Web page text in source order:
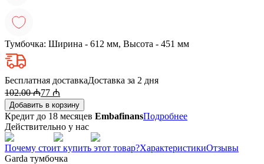
Тумбочка: Ширина - 612 мм, Высота - 451 мм
Бесплатная доставкаДоставка за 2 дня
102.00₼77 ₼
Добавить в корзину
Кредит до 18 месяцев EmbafinansПодробнее
Действительно у нас
Почему стоит купить этот товар?ХарактеристикиОтзывы
Garda тумбочка